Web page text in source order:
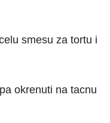
smesu za tortu i
okrenuti na tacnu